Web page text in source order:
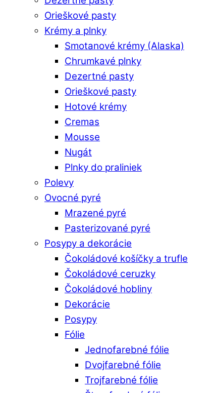
Orieškové pasty
Krémy a plnky
Smotanové krémy (Alaska)
Chrumkavé plnky
Dezertné pasty
Orieškové pasty
Hotové krémy
Cremas
Mousse
Nugát
Plnky do praliniek
Polevy
Ovocné pyré
Mrazené pyré
Pasterizované pyré
Posypy a dekorácie
Čokoládové košíčky a trufle
Čokoládové ceruzky
Čokoládové hobliny
Dekorácie
Posypy
Fólie
Jednofarebné fólie
Dvojfarebné fólie
Trojfarebné fólie